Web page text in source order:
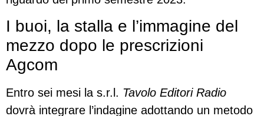
I buoi, la stalla e l’immagine del
mezzo dopo le prescrizioni
Agcom
Entro sei mesi la s.r.l. Tavolo Editori Radio
dovrà integrare l’indagine adottando un metodo